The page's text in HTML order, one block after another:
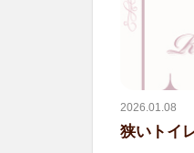
2026.01.08
狭いトイ